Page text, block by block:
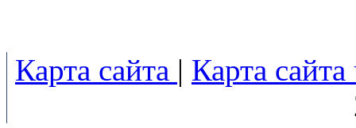
Карта сайта | Карта сайта